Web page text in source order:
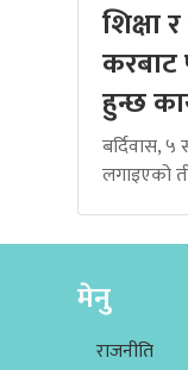
शिक्षा
करबाट
हुन्छ
बर्दिवास, ५
लगाइएको
मेनु
राजनीति